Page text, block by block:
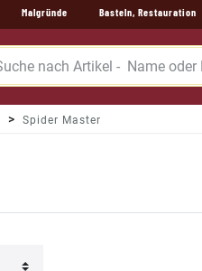
Malgründe Basteln, Restauration
Spider Master